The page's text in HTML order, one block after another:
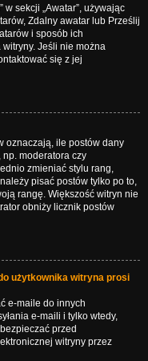
sekcji „Awatar”, używając
Zdalny awatar lub Prześlij
i sposób ich
Jeśli nie można
się z jej
oznaczają, ile postów dany
np. moderatora czy
zmieniać stylu rang,
pisać postów tylko po to,
rangę. Większość witryn nie
obniży licznik postów
użytkownika witryna prosi
e-maile do innych
e-maili i tylko wtedy,
przed
witryny przez